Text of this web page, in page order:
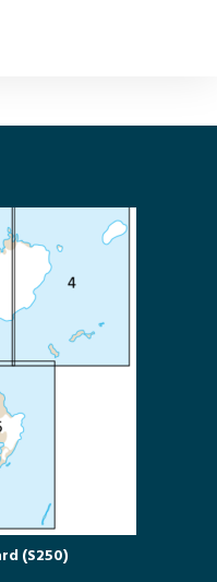
(S250)